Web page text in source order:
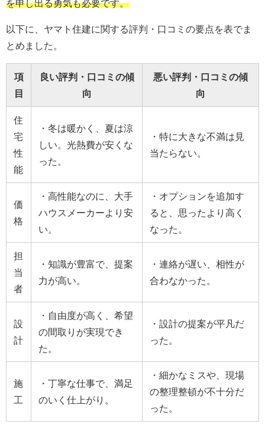
を申し出る勇気も必要です。
以下に、ヤマト住建に関する評判・口コミの要点を表でま
とめました。
項
目
良い評判・口コミの傾
向
悪い評判・口コミの傾
向
住
宅
性
能
・冬は暖かく、夏は涼
しい。光熱費が安くな
った。
・特に大きな不満は見
当たらない。
価
格
・高性能なのに、大手
ハウスメーカーより安
い。
・オプションを追加す
ると、思ったより高く
なった。
担
当
者
・知識が豊富で、提案
力が高い。
・連絡が遅い、相性が
合わなかった。
設
計
・自由度が高く、希望
の間取りが実現でき
た。
・設計の提案が平凡だ
った。
施
工
・丁寧な仕事で、満足
のいく仕上がり。
・細かなミスや、現場
の整理整頓が不十分だ
った。